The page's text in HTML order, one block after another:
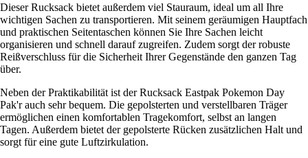
Dieser Rucksack bietet außerdem viel Stauraum, ideal um all Ihre
wichtigen Sachen zu transportieren. Mit seinem geräumigen Hauptfach
und praktischen Seitentaschen können Sie Ihre Sachen leicht
organisieren und schnell darauf zugreifen. Zudem sorgt der robuste
Reißverschluss für die Sicherheit Ihrer Gegenstände den ganzen Tag
über.
Neben der Praktikabilität ist der Rucksack Eastpak Pokemon Day
Pak'r auch sehr bequem. Die gepolsterten und verstellbaren Träger
ermöglichen einen komfortablen Tragekomfort, selbst an langen
Tagen. Außerdem bietet der gepolsterte Rücken zusätzlichen Halt und
sorgt für eine gute Luftzirkulation.